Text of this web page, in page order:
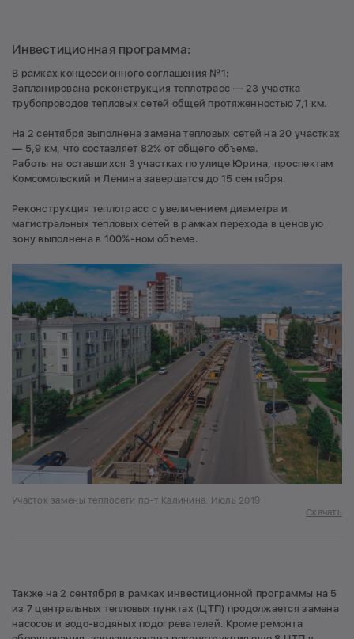
Инвестиционная программа:
В рамках концессионного соглашения №1:
Запланирована реконструкция теплотрасс — 23 участка
трубопроводов тепловых сетей общей протяженностью 7,1 км.
На 2 сентября выполнена замена тепловых сетей на 20 участках
— 5,9 км, что составляет 82% от общего объема.
Работы на оставшихся 3 участках по улице Юрина, проспектам
Комсомольский и Ленина завершатся до 15 сентября.
Реконструкция теплотрасс с увеличением диаметра и
магистральных тепловых сетей в рамках перехода в ценовую
зону выполнена в 100%-ном объеме.
Участок замены теплосети пр-т Калинина. Июль 2019
Скачать
Также на 2 сентября в рамках инвестиционной программы на 5
из 7 центральных тепловых пунктах (ЦТП) продолжается замена
насосов и водо-водяных подогревателей. Кроме ремонта